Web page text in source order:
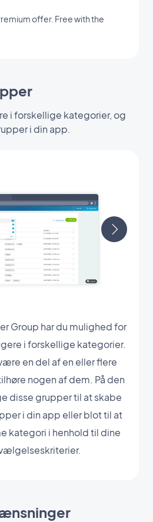
offer. Free with the
i forskellige kategorier, og
i din app.
Group har du mulighed for
i forskellige kategorier.
en del af en eller flere
nogen af dem. På den
disse grupper til at skabe
i din app eller blot til at
kategori i henhold til dine